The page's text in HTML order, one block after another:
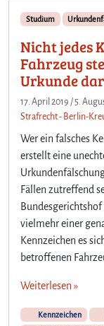
Studium
Nicht jedes
Fahrzeug
Urkunde dar
17. April 2019 / 5.
Strafrecht - Berlin-
Wer ein falsches
erstellt eine
Fällen zutreffend
vielmehr einer
Kennzeichen es
betroffenen
Weiterlesen »
Kennzeichen